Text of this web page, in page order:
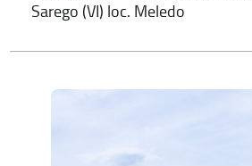
Sarego (VI) loc. Meledo